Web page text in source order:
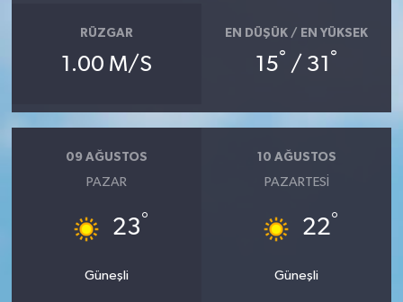
RÜZGAR
1.00 M/S
EN DÜŞÜK / EN YÜKSEK
15° / 31 °
09 AĞUSTOS
PAZAR
23°
Güneşli
10 AĞUSTOS
PAZARTESI
22°
Güneşli